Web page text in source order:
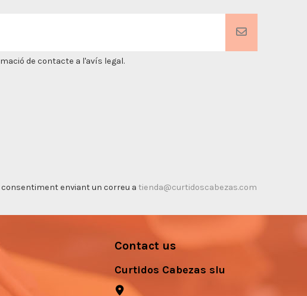
de contacte a l'avís legal.
enviant un correu a tienda@curtidoscabezas.com
Contact us
Curtidos Cabezas slu